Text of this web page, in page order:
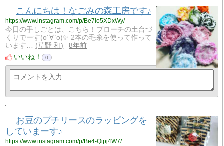
こんにちは！なごみの森工房です♪
https://www.instagram.com/p/Be7io5XDxWy/
今日の手しごとは、こちら！ブローチの土台づ
くりでーす(о´∀`о)✨ 2本の毛糸を使って作って
います…
草野 和
8年前
いいね！
0
お豆のプチリースのラッピングを
していまーす♪
https://www.instagram.com/p/Be4-Qipj4W7/